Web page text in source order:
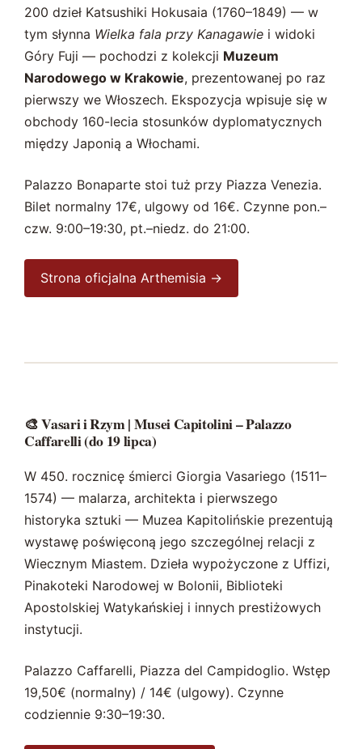
200 dzieł Katsushiki Hokusaia (1760–1849) — w
tym słynna Wielka fala przy Kanagawie i widoki
Góry Fuji — pochodzi z kolekcji Muzeum
Narodowego w Krakowie, prezentowanej po raz
pierwszy we Włoszech. Ekspozycja wpisuje się w
obchody 160-lecia stosunków dyplomatycznych
między Japonią a Włochami.
Palazzo Bonaparte stoi tuż przy Piazza Venezia.
Bilet normalny 17€, ulgowy od 16€. Czynne pon.–
czw. 9:00–19:30, pt.–niedz. do 21:00.
Strona oficjalna Arthemisia →
🎨 Vasari i Rzym | Musei Capitolini – Palazzo
Caffarelli (do 19 lipca)
W 450. rocznicę śmierci Giorgia Vasariego (1511–
1574) — malarza, architekta i pierwszego
historyka sztuki — Muzea Kapitolińskie prezentują
wystawę poświęconą jego szczególnej relacji z
Wiecznym Miastem. Dzieła wypożyczone z Uffizi,
Pinakoteki Narodowej w Bolonii, Biblioteki
Apostolskiej Watykańskiej i innych prestiżowych
instytucji.
Palazzo Caffarelli, Piazza del Campidoglio. Wstęp
19,50€ (normalny) / 14€ (ulgowy). Czynne
codziennie 9:30–19:30.